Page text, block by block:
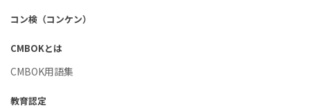
コン検（コンケン）
CMBOKとは
CMBOK用語集
教育認定